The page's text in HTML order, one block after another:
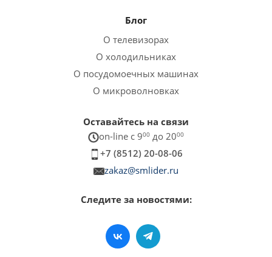
Блог
О телевизорах
О холодильниках
О посудомоечных машинах
О микроволновках
Оставайтесь на связи
on-line c 900 до 2000
+7 (8512) 20-08-06
zakaz@smlider.ru
Следите за новостями: